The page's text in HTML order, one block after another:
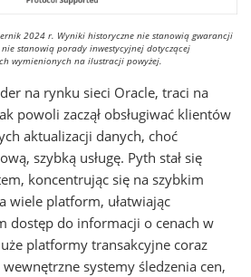
2024 r. Wyniki historyczne nie stanowią gwarancji
stanowią porady inwestycyjnej dotyczącej
wymienionych na ilustracji powyżej.
na rynku sieci Oracle, traci na
powoli zaczął obsługiwać klientów
aktualizacji danych, choć
szybką usługę. Pyth stał się
koncentrując się na szybkim
wiele platform, ułatwiając
dostęp do informacji o cenach w
platformy transakcyjne coraz
wewnętrzne systemy śledzenia cen,